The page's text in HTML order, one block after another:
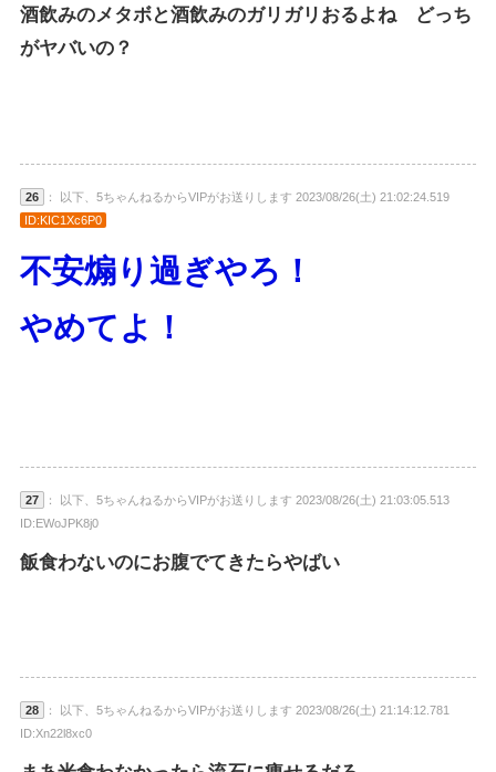
酒飲みのメタボと酒飲みのガリガリおるよね どっち
がヤバいの？
26
： 以下、5ちゃんねるからVIPがお送りします 2023/08/26(土) 21:02:24.519
ID:KIC1Xc6P0
不安煽り過ぎやろ！
やめてよ！
27
： 以下、5ちゃんねるからVIPがお送りします 2023/08/26(土) 21:03:05.513
ID:EWoJPK8j0
飯食わないのにお腹でてきたらやばい
28
： 以下、5ちゃんねるからVIPがお送りします 2023/08/26(土) 21:14:12.781
ID:Xn22l8xc0